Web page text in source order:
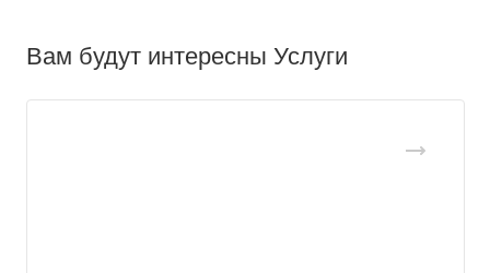
Вам будут интересны Услуги